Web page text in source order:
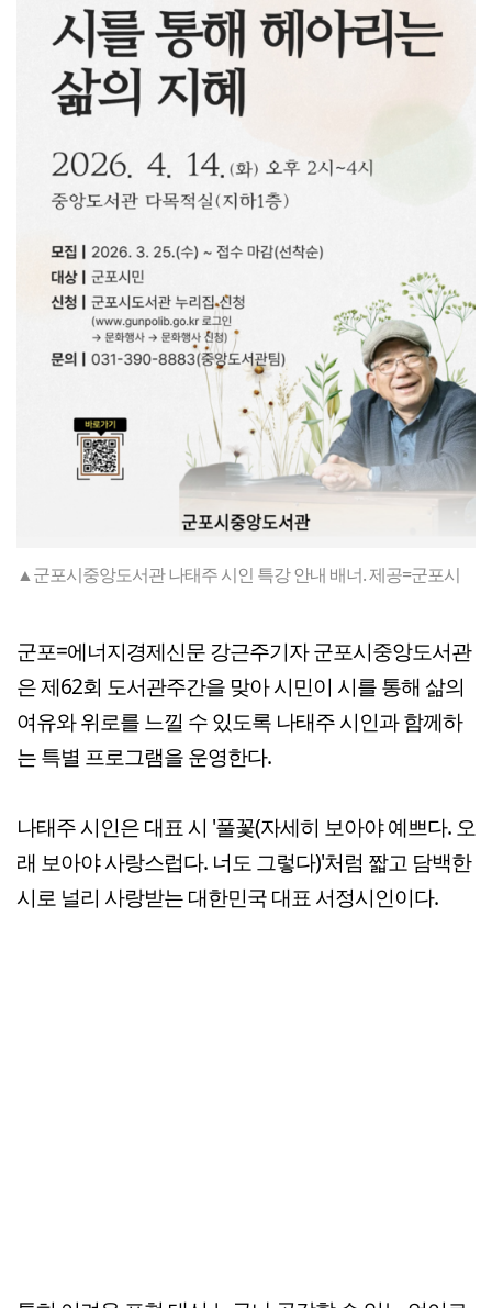
▲군포시중앙도서관 나태주 시인 특강 안내 배너. 제공=군포시
군포=에너지경제신문 강근주기자 군포시중앙도서관
은 제62회 도서관주간을 맞아 시민이 시를 통해 삶의
여유와 위로를 느낄 수 있도록 나태주 시인과 함께하
는 특별 프로그램을 운영한다.
나태주 시인은 대표 시 '풀꽃(자세히 보아야 예쁘다. 오
래 보아야 사랑스럽다. 너도 그렇다)'처럼 짧고 담백한
시로 널리 사랑받는 대한민국 대표 서정시인이다.